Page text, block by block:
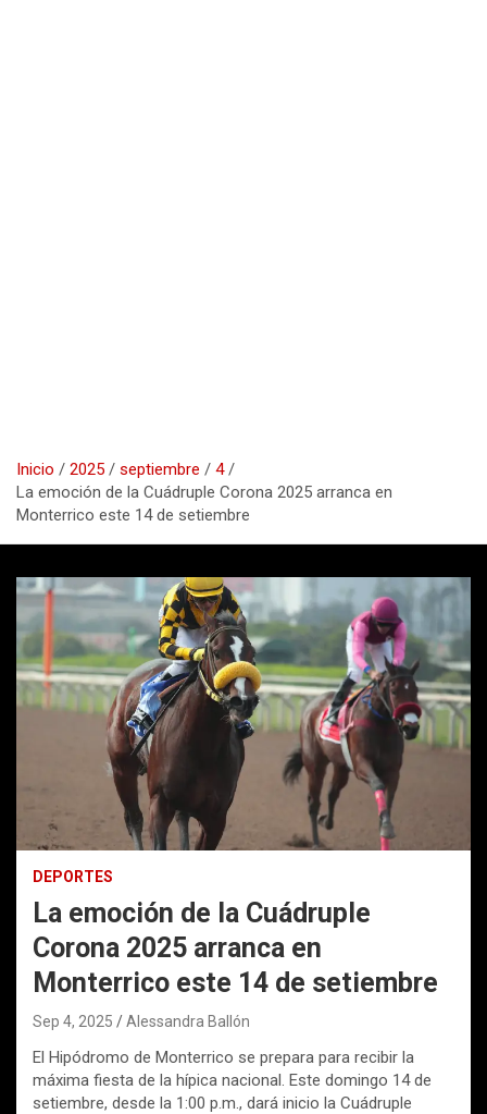
Inicio 2025 septiembre
4
La emoción de la Cuádruple Corona 2025 arranca en
Monterrico este 14 de setiembre
DEPORTES
La emoción de la Cuádruple
Corona 2025 arranca en
Monterrico este 14 de setiembre
Sep 4, 2025 Alessandra Ballón
El Hipódromo de Monterrico se prepara para recibir la
máxima fiesta de la hípica nacional. Este domingo 14 de
setiembre, desde la 1:00 p.m., dará inicio la Cuádruple